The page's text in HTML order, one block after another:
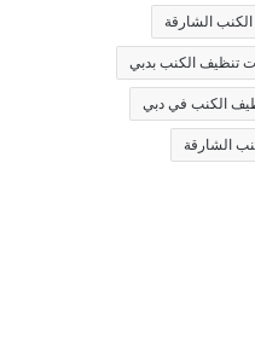
الشارقة
تنظيف الكنب بدبي
الكنب في دبي
الشارقة